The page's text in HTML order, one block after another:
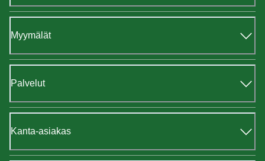
Myymälät
Palvelut
Kanta-asiakas